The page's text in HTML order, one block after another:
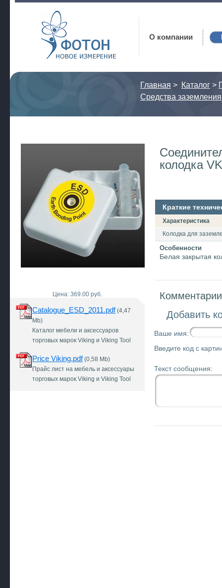
Фотон
О компании
Главная > Каталог >
Средства заземления
Цена: 369.00 руб.
Catalogue_ESD_2011.pdf(4,47
Mb)
Каталог мебели и аксессуаров
торговых марок Viking и Viking Tool
Price Viking.pdf(0,58 Mb)
Прайс лист на мебель и аксессуары
торговых марок Viking и Viking Tool
колодка
Краткие
Характеристика
Колодка для
Особенности
Белая закрытая
Добавить
Ваше имя:
Введите код с
Текст сообщения: